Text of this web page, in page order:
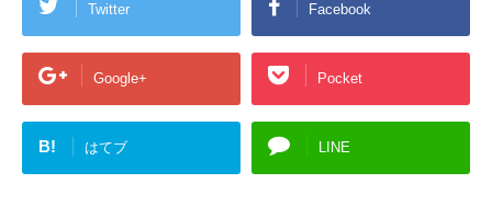
Twitter Facebook
Google+ Pocket
B! はてブ LINE